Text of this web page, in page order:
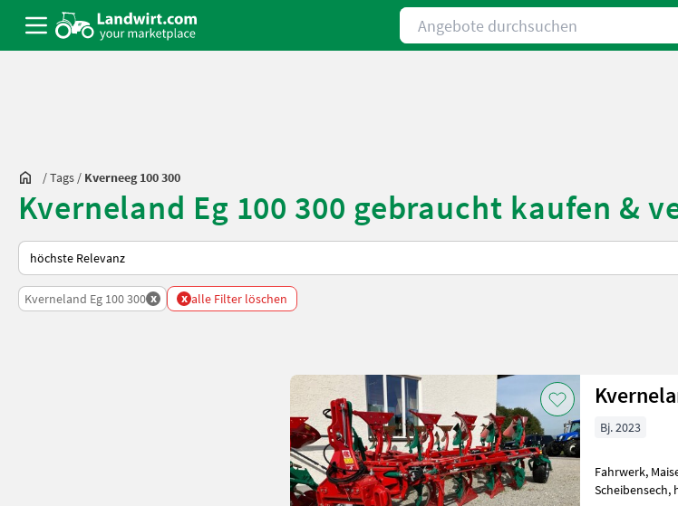
Angebote durchsuchen
/Tags / Kverneeg 100 300
Kverneland Eg 100 300 gebraucht kaufen &
So wird auf Landwirt.com sortiert
Kverneland Eg 100 300 x x alle Filter löschen
Bj. 2023
Fahrwerk,
Scheibensech,